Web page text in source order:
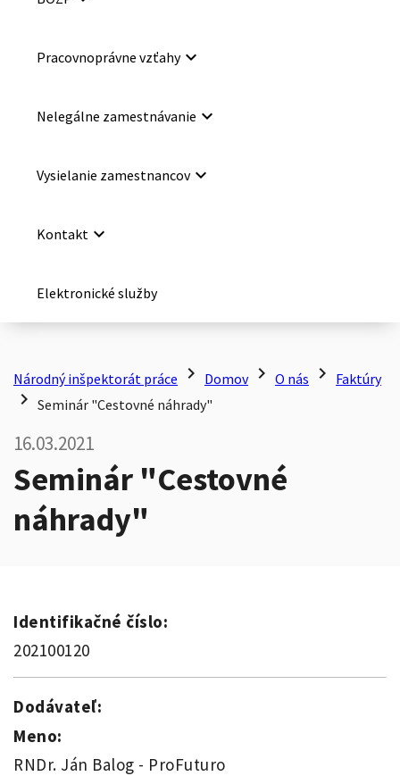
Pracovnoprávne vzťahykeyboard_arrow_down
Nelegálne zamestnávanie keyboard_arrow_down
Vysielanie zamestnancovkeyboard_arrow_down
Kontakt keyboard_arrow_down
Elektronické služby
Národný inšpektorát práce chevron_right Domov chevron_right O nás chevron_right Faktúry
chevron_right Seminár "Cestovné náhrady"
16.03.2021
Seminár "Cestovné
náhrady"
Identifikačné číslo:
202100120
Dodávateľ:
Meno:
RNDr. Ján Balog - ProFuturo